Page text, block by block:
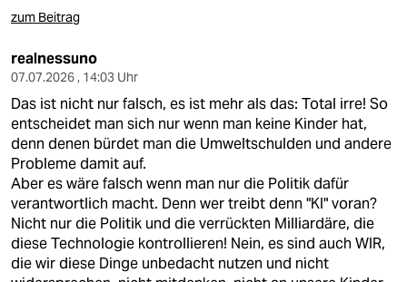
zum Beitrag
realnessuno
07.07.2026 , 14:03 Uhr
Das ist nicht nur falsch, es ist mehr als das: Total irre! So
entscheidet man sich nur wenn man keine Kinder hat,
denn denen bürdet man die Umweltschulden und andere
Probleme damit auf.
Aber es wäre falsch wenn man nur die Politik dafür
verantwortlich macht. Denn wer treibt denn "KI" voran?
Nicht nur die Politik und die verrückten Milliardäre, die
diese Technologie kontrollieren! Nein, es sind auch WIR,
die wir diese Dinge unbedacht nutzen und nicht